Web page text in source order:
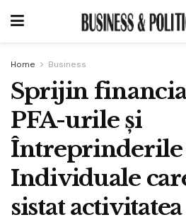
Home Business
Sprijin
PFA-urile și
Întreprinderile
Individuale
sistat activitatea